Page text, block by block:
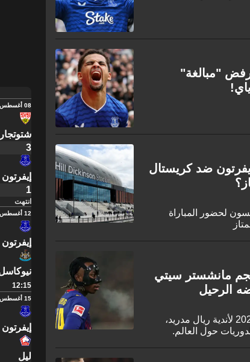
"مبالغة"
ضد كريستال
لحضور المباراة
نجم مانشستر سيتي
الرحيل
تعرف على أخبار الانتقالات اليوم 29 يوليو 2026 لأندية ريال مدريد،
حول العالم.
08 أغسطس
3
إيفرتون
1
انتهت
12 أغسطس
إيفرتون
نيوكاسل
12:15
15 أغسطس
إيفرتون
ليل